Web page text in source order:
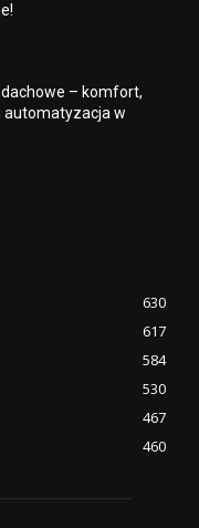
– komfort,
automatyzacja w
630
617
584
530
467
460